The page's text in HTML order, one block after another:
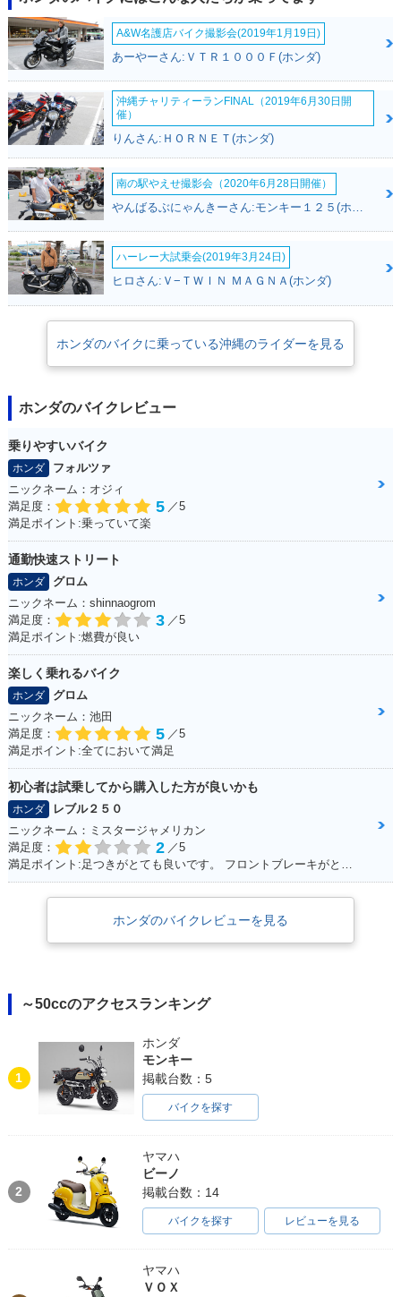
A&W名護店バイク撮影会(2019年1月19日)
あーやーさん:ＶＴＲ１０００Ｆ(ホンダ)
沖縄チャリティーランFINAL（2019年6月30日開
催）
りんさん:ＨＯＲＮＥＴ(ホンダ)
南の駅やえせ撮影会（2020年6月28日開催）
ハーレー大試乗会(2019年3月24日)
ヒロさん:Ｖ−ＴＷＩＮ ＭＡＧＮＡ(ホンダ)
ホンダのバイクに乗っている沖縄のライダーを見る
ホンダのバイクレビュー
乗りやすいバイク
ホンダ
フォルツァ
ニックネーム：オジィ
満足度：
5 ／5
満足ポイント:乗っていて楽
通勤快速ストリート
ホンダ
グロム
ニックネーム：shinnaogrom
満足度：
3 ／5
満足ポイント:燃費が良い
楽しく乗れるバイク
ホンダ
グロム
ニックネーム：池田
満足度：
5 ／5
満足ポイント:全てにおいて満足
初心者は試乗してから購入した方が良いかも
ホンダ
レブル２５０
ニックネーム：ミスタージャメリカン
満足度：
2 ／5
ホンダのバイクレビューを見る
～50ccのアクセスランキング
1
ホンダ
モンキー
掲載台数：5
バイクを探す
2
ヤマハ
ビーノ
掲載台数：14
バイクを探す レビューを見る
ヤマハ
ＶＯＸ